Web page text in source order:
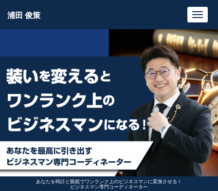
あなたを時計と眼鏡でワンランク上のビジネスマンに変身させる！
ビジネスマン専門コーディネーター
浦田 俊策